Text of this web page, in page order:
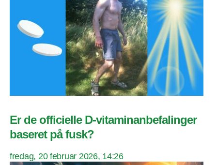
Er de officielle D-vitaminanbefalinger
baseret på fusk?
fredag, 20 februar 2026, 14:26